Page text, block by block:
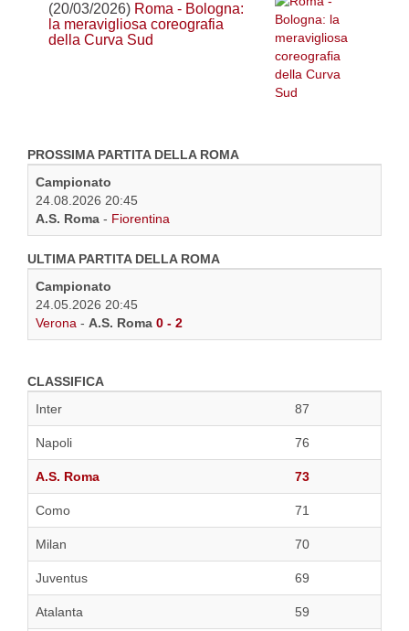
(20/03/2026) Roma - Bologna:
la meravigliosa coreografia
della Curva Sud
PROSSIMA PARTITA DELLA ROMA
Campionato
24.08.2026 20:45
A.S. Roma - Fiorentina
ULTIMA PARTITA DELLA ROMA
Campionato
24.05.2026 20:45
Verona - A.S. Roma 0 - 2
CLASSIFICA
Inter
87
Napoli 76
A.S. Roma 73
Como 71
Milan 70
Juventus 69
Atalanta 59